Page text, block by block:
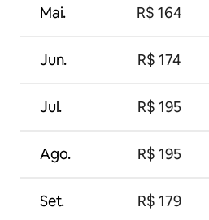
Mai.
Jun.
Jul.
Ago.
Set.
R$ 164
R$ 174
R$ 195
R$ 195
R$ 179